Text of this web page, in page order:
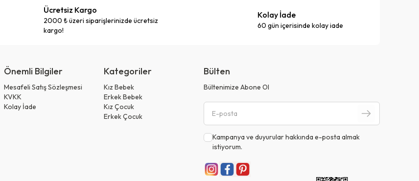
Ücretsiz Kargo
2000 ₺ üzeri siparişlerinizde ücretsiz
kargo!
Kolay İade
60 gün içerisinde kolay iade
Önemli Bilgiler
Mesafeli Satış Sözleşmesi
KVKK
Kolay İade
Kategoriler
Kız Bebek
Erkek Bebek
Kız Çocuk
Erkek Çocuk
Bülten
Bültenimize Abone Ol
Kampanya ve duyurular hakkında e-posta almak
istiyorum.